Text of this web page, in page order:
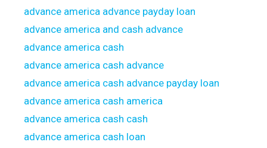
advance america advance payday loan
advance america and cash advance
advance america cash
advance america cash advance
advance america cash advance payday loan
advance america cash america
advance america cash cash
advance america cash loan